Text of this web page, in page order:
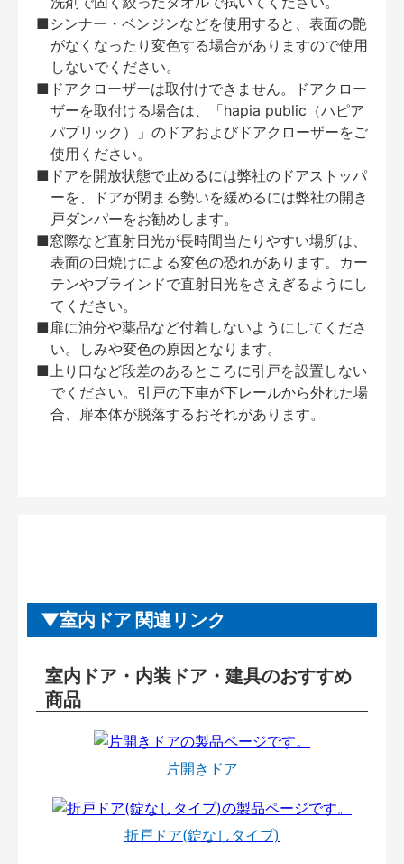
■シンナー・ベンジンなどを使用すると、表面の艶
がなくなったり変色する場合がありますので使用
しないでください。
■ドアクローザーは取付けできません。ドアクロー
ザーを取付ける場合は、「hapia public（ハピア
パブリック）」のドアおよびドアクローザーをご
使用ください。
■ドアを開放状態で止めるには弊社のドアストッパ
ーを、ドアが閉まる勢いを緩めるには弊社の開き
戸ダンパーをお勧めします。
■窓際など直射日光が長時間当たりやすい場所は、
表面の日焼けによる変色の恐れがあります。カー
テンやブラインドで直射日光をさえぎるようにし
てください。
■扉に油分や薬品など付着しないようにしてくださ
い。しみや変色の原因となります。
■上り口など段差のあるところに引戸を設置しない
でください。引戸の下車が下レールから外れた場
合、扉本体が脱落するおそれがあります。
室内ドア 関連リンク
室内ドア・内装ドア・建具のおすすめ
商品
片開きドア
折戸ドア(錠なしタイプ)